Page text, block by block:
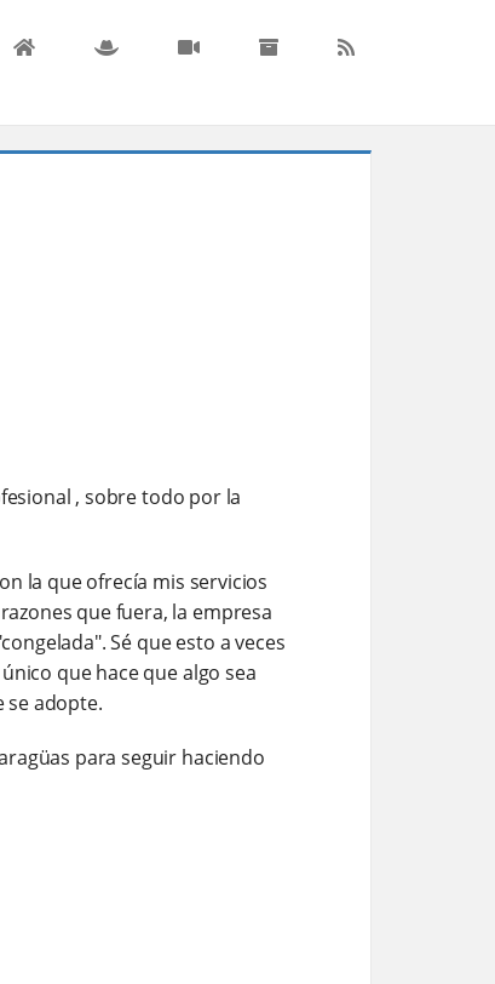
, sobre todo por la
la que ofrecía mis servicios
que fuera, la empresa
Sé que esto a veces
que hace que algo sea
se adopte.
para seguir haciendo